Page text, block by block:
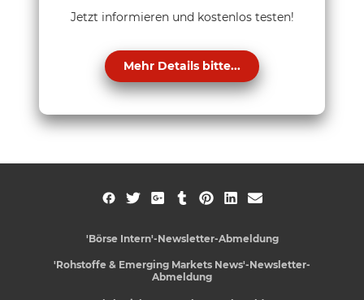
Jetzt informieren und kostenlos testen!
Mehr Details bitte...
'Börse Intern'-Newsletter-Abmeldung
'Rohstoffe & Emerging Markets News'-Newsletter-
Abmeldung